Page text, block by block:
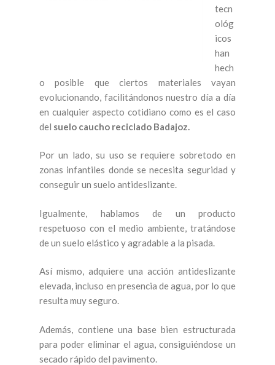
tecn
ológ
icos
han
hech
o posible que ciertos materiales vayan
evolucionando, facilitándonos nuestro día a día
en cualquier aspecto cotidiano como es el caso
del suelo caucho reciclado Badajoz.
Por un lado, su uso se requiere sobretodo en
zonas infantiles donde se necesita seguridad y
conseguir un suelo antideslizante.
Igualmente, hablamos de un producto
respetuoso con el medio ambiente, tratándose
de un suelo elástico y agradable a la pisada.
Así mismo, adquiere una acción antideslizante
elevada, incluso en presencia de agua, por lo que
resulta muy seguro.
Además, contiene una base bien estructurada
para poder eliminar el agua, consiguiéndose un
secado rápido del pavimento.